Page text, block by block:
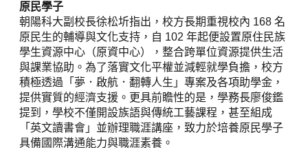
原民學子
朝陽科大副校長徐松圻指出，校方長期重視校內 168 名
原民生的輔導與文化支持，自 102 年起便設置原住民族
學生資源中心（原資中心），整合跨單位資源提供生活
與課業協助。為了落實文化平權並減輕就學負擔，校方
積極透過「夢．啟航．翻轉人生」專案及各項助學金，
提供實質的經濟支援。更具前瞻性的是，學務長廖俊鑑
提到，學校不僅開設族語與傳統工藝課程，甚至組成
「英文讀書會」並辦理職涯講座，致力於培養原民學子
具備國際溝通能力與職涯素養。